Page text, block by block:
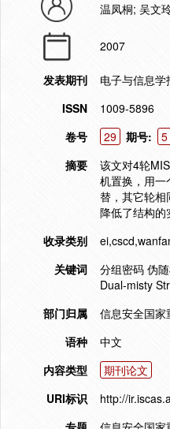
温凤桐; 吴文
2007
发表期刊
电子与信息学
ISSN
1009-5896
卷号
29 期号: 5
摘要
该文对4轮
机置换，用一
替，其它轮
降低了结构的
收录类别
关键词
分组密码 伪
Dual-misty
部门归属
信息安全国家
语种
中文
内容类型
期刊论文
URI标识
http://